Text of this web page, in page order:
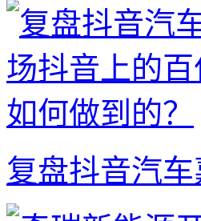
复盘抖音汽